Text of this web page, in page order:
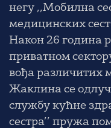
негу ,,Мобилна
медицинских
Након 26 година
приватном
вођа различитих
Жаклина се
службу кућне
сестра’’ пружа